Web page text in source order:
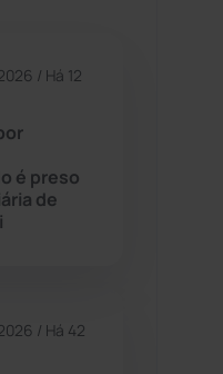
(1504)
(120)
/ Há 12
é preso
de
/ Há 42